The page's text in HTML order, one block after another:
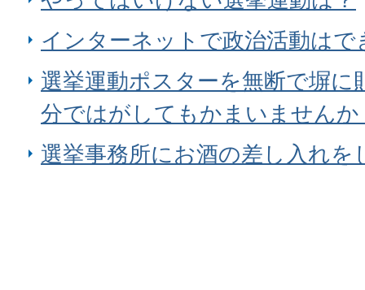
インターネットで政治活動はで
選挙運動ポスターを無断で塀
分ではがしてもかまいませんか
選挙事務所にお酒の差し入れ